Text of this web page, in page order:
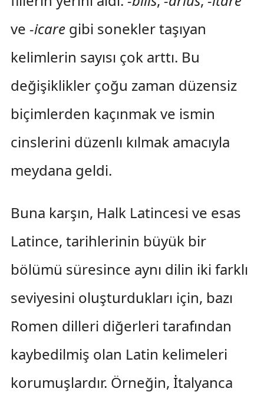
ve -icaregibi sonekler taşıyan
kelimlerin sayısı çok arttı. Bu
değişiklikler çoğu zaman düzensiz
biçimlerden kaçınmak ve ismin
cinslerini düzenlı kılmak amacıyla
meydana geldi.
Buna karşın, Halk Latincesi ve esas
Latince, tarihlerinin büyük bir
bölümü süresince aynı dilin iki farklı
seviyesini oluşturdukları için, bazı
Romen dilleri diğerleri tarafından
kaybedilmiş olan Latin kelimeleri
korumuşlardır. Örneğin, İtalyanca